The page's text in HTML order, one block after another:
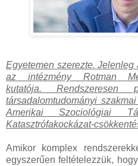
Egyetemen szerezte. Jelenleg
az intézmény Rotman
kutatója. Rendszeresen
társadalomtudományi
Amerikai Szociológiai
Katasztrófakockázat-
Amikor komplex
egyszerűen feltételezzük,